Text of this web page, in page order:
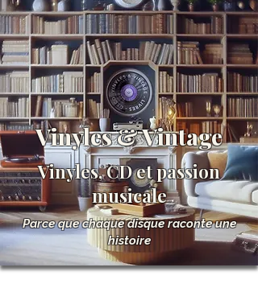
Vinyles & Vintage
Vinyles, CD et passion
musicale
Parce que chaque disque raconte une
histoire